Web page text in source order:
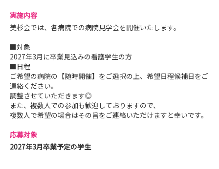
実施内容
美杉会では、各病院での病院見学会を開催いたします。
■対象
2027年3月に卒業見込みの看護学生の方
■日程
ご希望の病院の【随時開催】をご選択の上、希望日程候補日をご
連絡ください。
調整させていただきます◎
また、複数人での参加も歓迎しておりますので、
複数人で希望の場合はその旨をご連絡いただけますと幸いです。
応募対象
2027年3月卒業予定の学生